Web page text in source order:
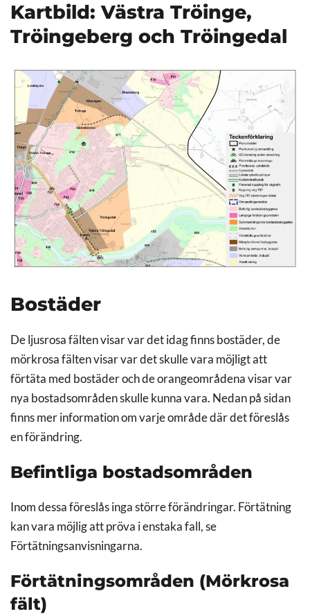
Kartbild: Västra Tröinge,
Tröingeberg och Tröingedal
Bostäder
De ljusrosa fälten visar var det idag finns bostäder, de
mörkrosa fälten visar var det skulle vara möjligt att
förtäta med bostäder och de orangeområdena visar var
nya bostadsområden skulle kunna vara. Nedan på sidan
finns mer information om varje område där det föreslås
en förändring.
Befintliga bostadsområden
Inom dessa föreslås inga större förändringar. Förtätning
kan vara möjlig att pröva i enstaka fall, se
Förtätningsanvisningarna.
Förtätningsområden (Mörkrosa
fält)